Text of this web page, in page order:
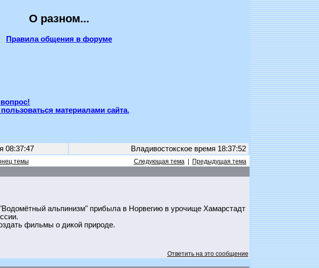
О разном...
Правила общения в форуме
материалами сайта.
08:37:47 Владивостокское время 18:37:52
темы Следующая тема|
Предыдущая тема
альпинизм" прибыла в Норвегию в урочище Хамарстадт
фильмы о дикой природе.
Ответить на это сообщение